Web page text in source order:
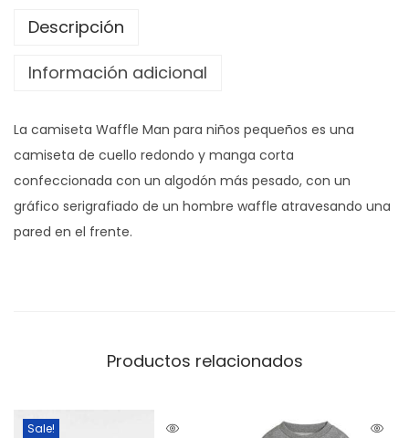
Descripción
Información adicional
La camiseta Waffle Man para niños pequeños es una
camiseta de cuello redondo y manga corta
confeccionada con un algodón más pesado, con un
gráfico serigrafiado de un hombre waffle atravesando una
pared en el frente.
Productos relacionados
Sale!